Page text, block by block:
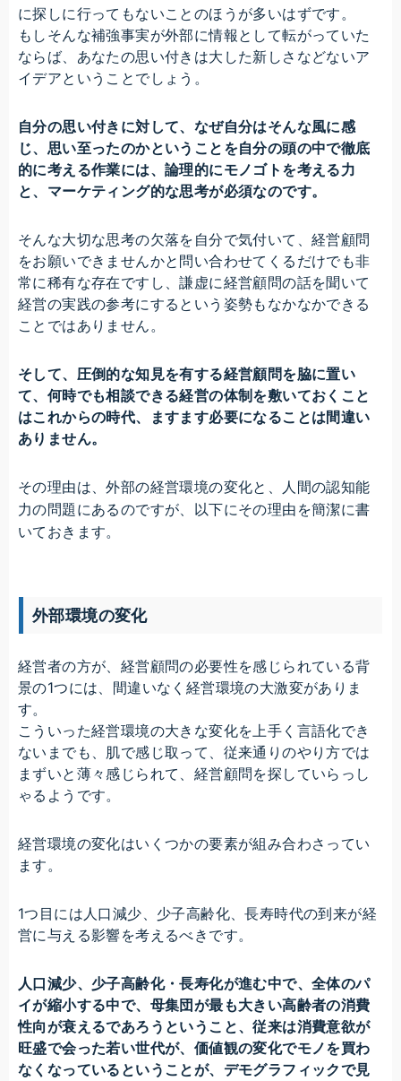
に探しに行ってもないことのほうが多いはずです。
もしそんな補強事実が外部に情報として転がっていた
ならば、あなたの思い付きは大した新しさなどないア
イデアということでしょう。
自分の思い付きに対して、なぜ自分はそんな風に感
じ、思い至ったのかということを自分の頭の中で徹底
的に考える作業には、論理的にモノゴトを考える力
と、マーケティング的な思考が必須なのです。
そんな大切な思考の欠落を自分で気付いて、経営顧問
をお願いできませんかと問い合わせてくるだけでも非
常に稀有な存在ですし、謙虚に経営顧問の話を聞いて
経営の実践の参考にするという姿勢もなかなかできる
ことではありません。
そして、圧倒的な知見を有する経営顧問を脇に置い
て、何時でも相談できる経営の体制を敷いておくこと
はこれからの時代、ますます必要になることは間違い
ありません。
その理由は、外部の経営環境の変化と、人間の認知能
力の問題にあるのですが、以下にその理由を簡潔に書
いておきます。
外部環境の変化
経営者の方が、経営顧問の必要性を感じられている背
景の1つには、間違いなく経営環境の大激変がありま
す。
こういった経営環境の大きな変化を上手く言語化でき
ないまでも、肌で感じ取って、従来通りのやり方では
まずいと薄々感じられて、経営顧問を探していらっし
ゃるようです。
経営環境の変化はいくつかの要素が組み合わさってい
ます。
1つ目には人口減少、少子高齢化、長寿時代の到来が経
営に与える影響を考えるべきです。
人口減少、少子高齢化・長寿化が進む中で、全体のパ
イが縮小する中で、母集団が最も大きい高齢者の消費
性向が衰えるであろうということ、従来は消費意欲が
旺盛で会った若い世代が、価値観の変化でモノを買わ
なくなっているということが、デモグラフィックで見